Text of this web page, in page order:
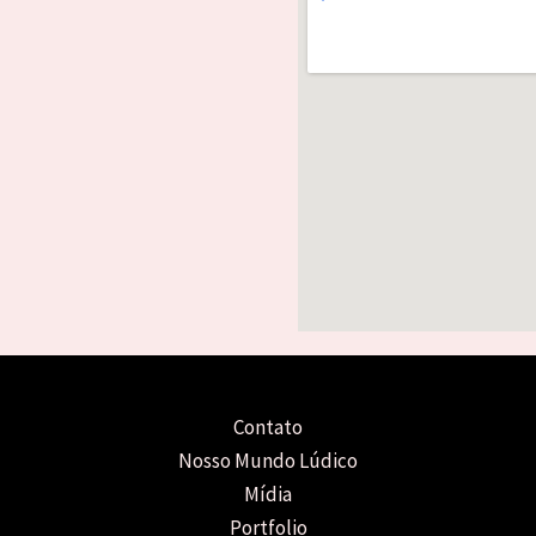
Contato
Nosso Mundo Lúdico
Mídia
Portfolio